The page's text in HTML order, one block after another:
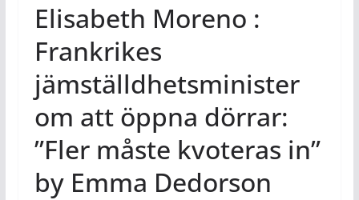
Elisabeth Moreno :
Frankrikes
jämställdhetsminister
om att öppna dörrar:
”Fler måste kvoteras in”
by Emma Dedorson